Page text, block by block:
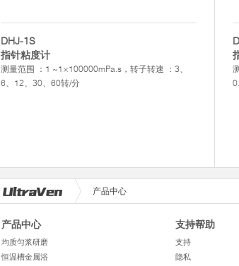
DHJ-1S
指针粘度计
测量范围 ：1 ~1×100000mPa.s，转子转速 ：3、
6、12、30、60转/分
产品中心
产品中心
均质匀浆研磨
恒温槽金属浴
支持帮助
支持
隐私